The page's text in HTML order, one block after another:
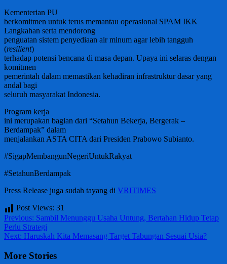
Kementerian PU
berkomitmen untuk terus memantau operasional SPAM IKK
Langkahan serta mendorong
penguatan sistem penyediaan air minum agar lebih tangguh
(resilient)
terhadap potensi bencana di masa depan. Upaya ini selaras dengan
komitmen
pemerintah dalam memastikan kehadiran infrastruktur dasar yang
andal bagi
seluruh masyarakat Indonesia.
Program kerja
ini merupakan bagian dari “Setahun Bekerja, Bergerak –
Berdampak” dalam
menjalankan ASTA CITA dari Presiden Prabowo Subianto.
#SigapMembangunNegeriUntukRakyat
#SetahunBerdampak
Press Release juga sudah tayang di VRITIMES
Post Views: 31
Post
navigation
Previous: Sambil Menunggu Usaha Untung, Bertahan Hidup Tetap
Perlu Strategi
Next: Haruskah Kita Memasang Target Tabungan Sesuai Usia?
More Stories